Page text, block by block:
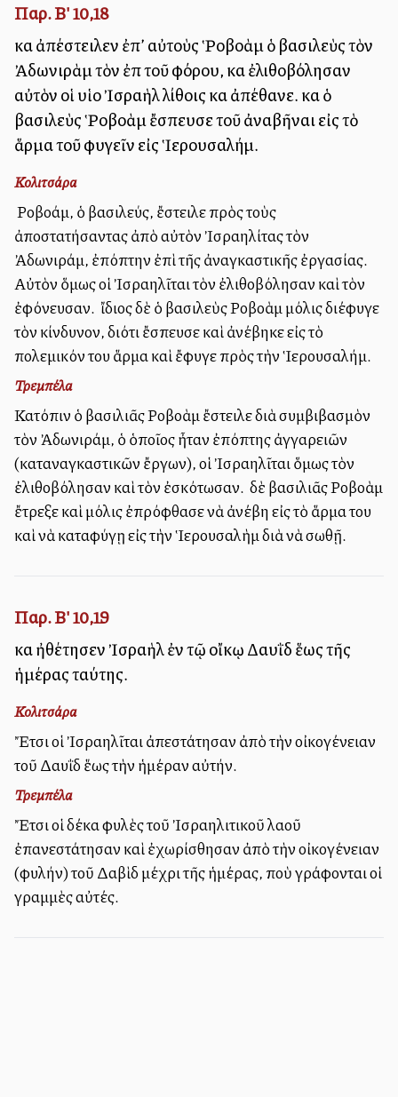
Παρ. Β' 10,18
καὶ ἀπέστειλεν ἐπ’ αὐτοὺς Ῥοβοὰμ ὁ βασιλεὺς τὸν
Ἀδωνιρὰμ τὸν ἐπὶ τοῦ φόρου, καὶ ἐλιθοβόλησαν
αὐτὸν οἱ υἱοὶ Ἰσραὴλ λίθοις καὶ ἀπέθανε. καὶ ὁ
βασιλεὺς Ῥοβοὰμ ἔσπευσε τοῦ ἀναβῆναι εἰς τὸ
ἅρμα τοῦ φυγεῖν εἰς Ἱερουσαλήμ.
Κολιτσάρα
Ὁ Ροβοάμ, ὁ βασιλεύς, ἔστειλε πρὸς τοὺς
ἀποστατήσαντας ἀπὸ αὐτὸν Ἰσραηλίτας τὸν
Ἀδωνιράμ, ἐπόπτην ἐπὶ τῆς ἀναγκαστικῆς ἐργασίας.
Αὐτὸν ὅμως οἱ Ἰσραηλῖται τὸν ἐλιθοβόλησαν καὶ τὸν
ἐφόνευσαν. Ὁ ἴδιος δὲ ὁ βασιλεὺς Ροβοὰμ μόλις διέφυγε
τὸν κίνδυνον, διότι ἔσπευσε καὶ ἀνέβηκε εἰς τὸ
πολεμικόν του ἅρμα καὶ ἔφυγε πρὸς τὴν Ἱερουσαλήμ.
Τρεμπέλα
Κατόπιν ὁ βασιλιᾶς Ροβοὰμ ἔστειλε διὰ συμβιβασμὸν
τὸν Ἀδωνιράμ, ὁ ὁποῖος ἦταν ἐπόπτης ἀγγαρειῶν
(καταναγκαστικῶν ἔργων), οἱ Ἰσραηλῖται ὅμως τὸν
ἐλιθοβόλησαν καὶ τὸν ἐσκότωσαν. Ὁ δὲ βασιλιᾶς Ροβοὰμ
ἔτρεξε καὶ μόλις ἐπρόφθασε νὰ ἀνέβη εἰς τὸ ἅρμα του
καὶ νὰ καταφύγῃ εἰς τὴν Ἱερουσαλὴμ διὰ νὰ σωθῇ.
Παρ. Β' 10,19
καὶ ἠθέτησεν Ἰσραὴλ ἐν τῷ οἴκῳ Δαυῒδ ἕως τῆς
ἡμέρας ταύτης.
Κολιτσάρα
Ἔτσι οἱ Ἰσραηλῖται ἀπεστάτησαν ἀπὸ τὴν οἰκογένειαν
τοῦ Δαυῒδ ἕως τὴν ἡμέραν αὐτήν.
Τρεμπέλα
Ἔτσι οἱ δέκα φυλὲς τοῦ Ἰσραηλιτικοῦ λαοῦ
ἐπανεστάτησαν καὶ ἐχωρίσθησαν ἀπὸ τὴν οἰκογένειαν
(φυλήν) τοῦ Δαβὶδ μέχρι τῆς ἡμέρας, ποὺ γράφονται οἱ
γραμμὲς αὐτές.